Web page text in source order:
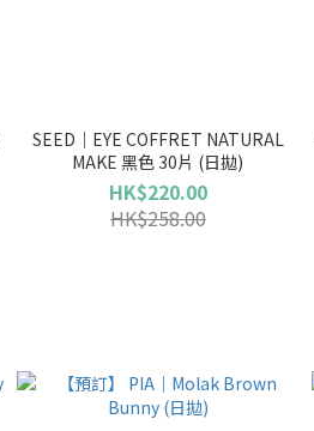
SEED｜EYE COFFRET NATURAL
MAKE 黑色 30片 (日拋)
HK$220.00
HK$258.00